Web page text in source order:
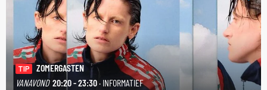
TIP
ZOMERGASTEN
VANAVOND 20:20 - 23:30· INFORMATIEF